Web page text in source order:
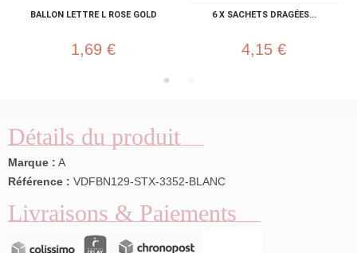
BALLON LETTRE L ROSE GOLD
1,69 €
6 X SACHETS DRAGÉES...
4,15 €
Détails du produit
Marque : A
Référence : VDFBN129-STX-3352-BLANC
Livraisons & Paiements